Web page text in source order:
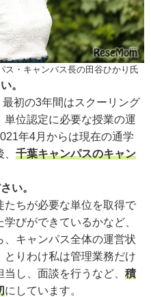
ス・キャンパス長の田谷ひかり氏
。
最初の3年間はスクーリング
位認定に必要な授業の運
年4月からは現在の通学
千葉キャンパスのキャン
い。
ちが必要な単位を取得で
びができているかなど、
キャンパス全体の運営状
りわけ私は管理業務だけ
し、面談を行うなど、 積
にしています。